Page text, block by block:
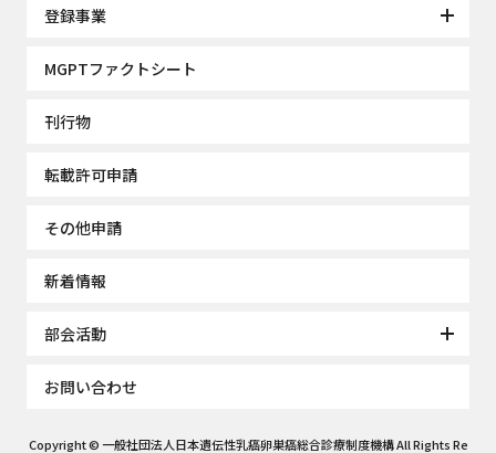
登録事業
MGPTファクトシート
刊行物
転載許可申請
その他申請
新着情報
部会活動
お問い合わせ
Copyright © 一般社団法人日本遺伝性乳癌卵巣癌総合診療制度機構 All Rights Re